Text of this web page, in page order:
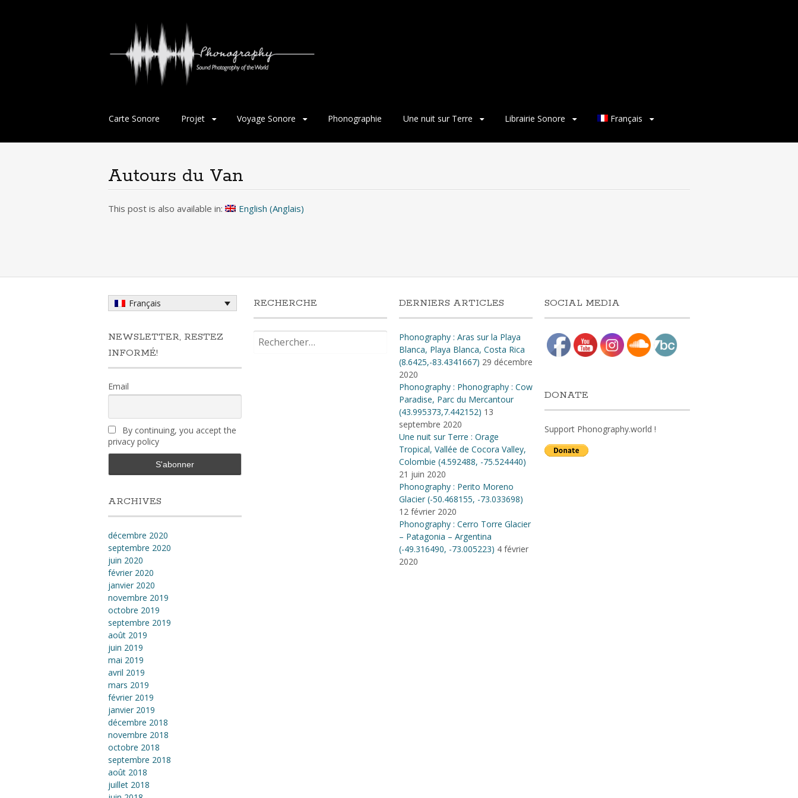
Aller
contenu
Carte Sonore Projet Voyage Sonore Phonographie Une nuit sur Terre Librairie Sonore Français
Autours du Van
This post is also available in: English (Anglais)
Français
NEWSLETTER, RESTEZ
INFORMÉ!
Email
By continuing, you accept the
privacy policy
ARCHIVES
décembre 2020
septembre 2020
juin 2020
février 2020
janvier 2020
novembre 2019
octobre 2019
septembre 2019
août 2019
juin 2019
mai 2019
avril 2019
mars 2019
février 2019
janvier 2019
décembre 2018
novembre 2018
octobre 2018
septembre 2018
août 2018
juillet 2018
RECHERCHE DERNIERS ARTICLES
Phonography : Aras sur la Playa
Blanca, Playa Blanca, Costa Rica
(8.6425,-83.4341667) 29 décembre
2020
Phonography : Phonography : Cow
Paradise, Parc du Mercantour
(43.995373,7.442152) 13
septembre 2020
Une nuit sur Terre : Orage
Tropical, Vallée de Cocora Valley,
Colombie (4​.​592488, -75​.​524440)
21 juin 2020
Phonography : Perito Moreno
Glacier (-50.468155, -73.033698)
12 février 2020
Phonography : Cerro Torre Glacier
– Patagonia – Argentina
(-49.316490, -73.005223) 4 février
2020
SOCIAL MEDIA
DONATE
Support Phonography.world !